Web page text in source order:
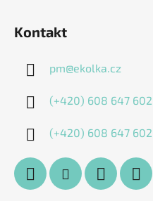
Kontakt
pm@ekolka.cz
(+420) 608 647 602
(+420) 608 647 602